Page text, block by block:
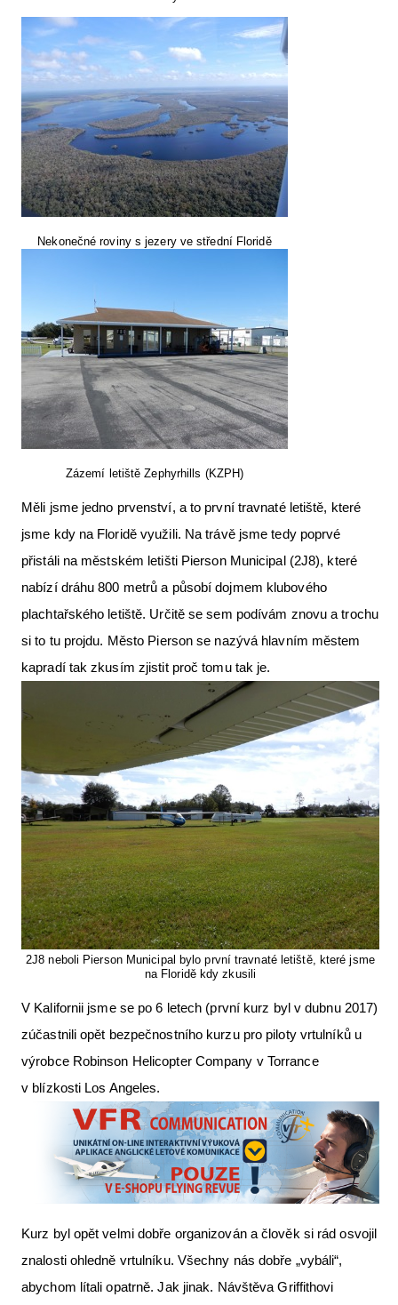
Nekonečné roviny s jezery ve střední Floridě
Zázemí letiště Zephyrhills (KZPH)
Měli jsme jedno prvenství, a to první travnaté letiště, které
jsme kdy na Floridě využili. Na trávě jsme tedy poprvé
přistáli na městském letišti Pierson Municipal (2J8), které
nabízí dráhu 800 metrů a působí dojmem klubového
plachtařského letiště. Určitě se sem podívám znovu a trochu
si to tu projdu. Město Pierson se nazývá hlavním městem
kapradí tak zkusím zjistit proč tomu tak je.
2J8 neboli Pierson Municipal bylo první travnaté letiště, které jsme
na Floridě kdy zkusili
V Kalifornii jsme se po 6 letech (první kurz byl v dubnu 2017)
zúčastnili opět bezpečnostního kurzu pro piloty vrtulníků u
výrobce Robinson Helicopter Company v Torrance
v blízkosti Los Angeles.
Kurz byl opět velmi dobře organizován a člověk si rád osvojil
znalosti ohledně vrtulníku. Všechny nás dobře „vybáli“,
abychom lítali opatrně. Jak jinak. Návštěva Griffithovi